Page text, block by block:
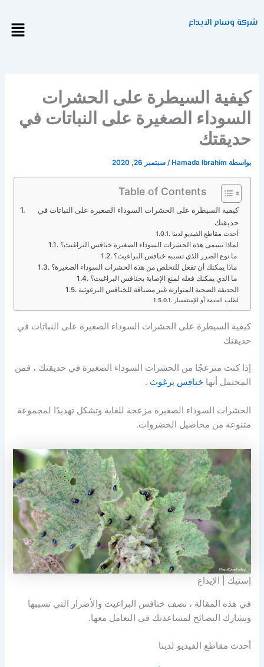
إلىشركة وسام الابداع
كيفية السيطرة على الحشرات
السوداء الصغيرة على النباتات في
حديقتك
بواسطة Hamada Ibrahim
/سبتمبر 26, 2020
Table of Contents
كيفية السيطرة على الحشرات السوداء الصغيرة على النباتات في
حديقتك
أحدث مقاطع الفيديو لدينا
لماذا تسمى هذه الحشرات السوداء الصغيرة خنافس البراغيث؟
ما نوع الضرر الذي تسببه خنافس البراغيث؟
ماذا يمكنك أن تفعل للتخلص من هذه الحشرات السوداء الصغيرة؟
ما الذي يمكنك فعله لمنع الإصابة بخنافس البراغيث؟
الحديقة الصحية المتوازنة غير مضيافة للخنافس البرغوثية
لطلب الخدمة أو للإستفسار
كيفية السيطرة على الحشرات السوداء الصغيرة على النباتات في
حديقتك
إذا كنت منزعجًا من الحشرات السوداء الصغيرة في حديقتك ، فمن
المحتمل أنهاخنافس برغوث .
الحشرات السوداء الصغيرة مزعجة للغاية وتشكل تهديدًا لمجموعة
متنوعة من محاصيل الخضروات.
إستيك | الإيداع
في هذه المقالة ، نصف خنافس البراغيث والأضرار التي تسببها
ونشارك النصائح لمساعدتك في التعامل معها.
أحدث مقاطع الفيديو لدينا